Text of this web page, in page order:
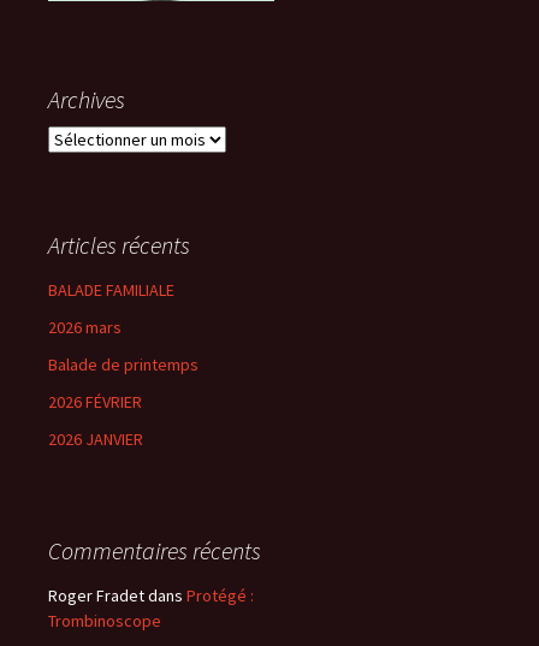
Archives
Archives
Articles récents
BALADE FAMILIALE
2026 mars
Balade de printemps
2026 FÉVRIER
2026 JANVIER
Commentaires récents
Roger Fradetdans Protégé :
Trombinoscope